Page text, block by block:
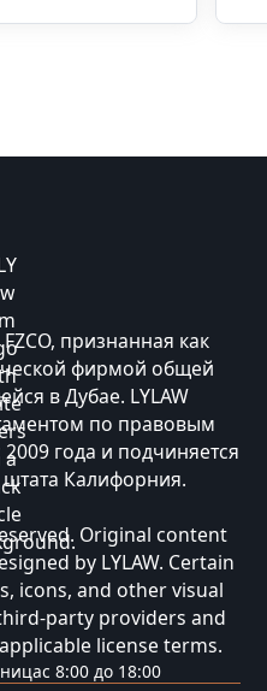
признанная как
фирмой общей
в Дубае. LYLAW
по правовым
года и подчиняется
штата Калифорния.
Original content
by LYLAW. Certain
icons, and other visual
party providers and
license terms.
с 8:00 до 18:00